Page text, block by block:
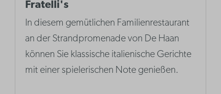
Fratelli's
In diesem gemütlichen Familienrestaurant
an der Strandpromenade von De Haan
können Sie klassische italienische Gerichte
mit einer spielerischen Note genießen.